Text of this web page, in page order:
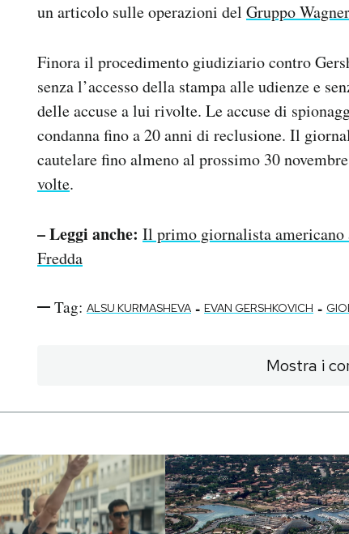
un articolo sulle operazioni del Gruppo Wagner
Finora il procedimento giudiziario contro
senza l’accesso della stampa alle udienze e
delle accuse a lui rivolte. Le accuse di
condanna fino a 20 anni di reclusione. Il
cautelare fino almeno al prossimo 30
volte.
– Leggi anche: Il primo giornalista americano
Fredda
Tag: ALSU KURMASHEVA - EVAN GERSHKOVICH -
Mostra i